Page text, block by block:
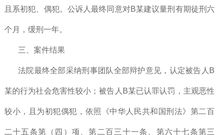
且系初犯、偶犯。公诉人最终同意对B某建议量刑有期徒刑六
个月，缓刑一年。
三、案件结果
法院最终全部采纳刑事团队全部辩护意见，认定被告人B
某的行为社会危害性较小；被告人B某已认罪认罚，主观恶性
较小，且为初犯偶犯，依照《中华人民共和国刑法》第二百
二十五条第（四）项、第二百三十一条、第六十七条第三